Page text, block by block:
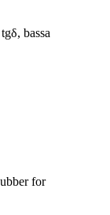
bassa